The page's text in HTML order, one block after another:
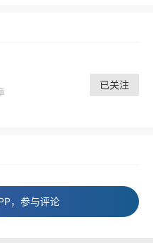
已关注
，参与评论